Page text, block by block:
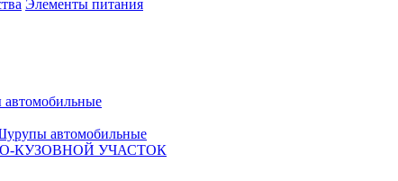
Элементы питания
автомобильные
КУЗОВНОЙ УЧАСТОК